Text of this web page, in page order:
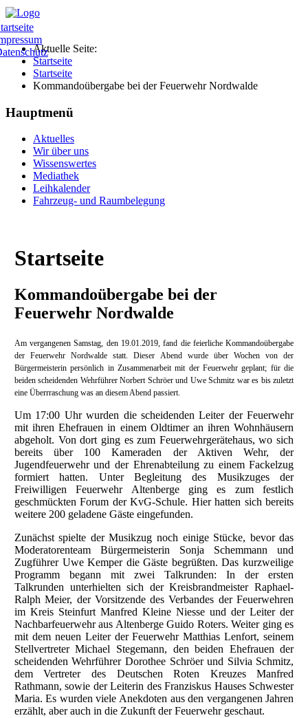
Aktuelle Seite:
Startseite
Startseite
Kommandoübergabe bei der Feuerwehr Nordwalde
Hauptmenü
Aktuelles
Wir über uns
Wissenswertes
Mediathek
Leihkalender
Fahrzeug- und Raumbelegung
Startseite
Kommandoübergabe bei der
Feuerwehr Nordwalde
Am vergangenen Samstag, den 19.01.2019, fand die feierliche Kommandoübergabe
der Feuerwehr Nordwalde statt. Dieser Abend wurde über Wochen von der
Bürgermeisterin persönlich in Zusammenarbeit mit der Feuerwehr geplant; für die
beiden scheidenden Wehrführer Norbert Schröer und Uwe Schmitz war es bis zuletzt
eine Überrraschung was an diesem Abend passiert.
Um 17:00 Uhr wurden die scheidenden Leiter der Feuerwehr
mit ihren Ehefrauen in einem Oldtimer an ihren Wohnhäusern
abgeholt. Von dort ging es zum Feuerwehrgerätehaus, wo sich
bereits über 100 Kameraden der Aktiven Wehr, der
Jugendfeuerwehr und der Ehrenabteilung zu einem Fackelzug
formiert hatten. Unter Begleitung des Musikzuges der
Freiwilligen Feuerwehr Altenberge ging es zum festlich
geschmückten Forum der KvG-Schule. Hier hatten sich bereits
weitere 200 geladene Gäste eingefunden.
Zunächst spielte der Musikzug noch einige Stücke, bevor das
Moderatorenteam Bürgermeisterin Sonja Schemmann und
Zugführer Uwe Kemper die Gäste begrüßten. Das kurzweilige
Programm begann mit zwei Talkrunden: In der ersten
Talkrunden unterhielten sich der Kreisbrandmeister Raphael-
Ralph Meier, der Vorsitzende des Verbandes der Feuerwehren
im Kreis Steinfurt Manfred Kleine Niesse und der Leiter der
Nachbarfeuerwehr aus Altenberge Guido Roters. Weiter ging es
mit dem neuen Leiter der Feuerwehr Matthias Lenfort, seinem
Stellvertreter Michael Stegemann, den beiden Ehefrauen der
scheidenden Wehrführer Dorothee Schröer und Silvia Schmitz,
dem Vertreter des Deutschen Roten Kreuzes Manfred
Rathmann, sowie der Leiterin des Franziskus Hauses Schwester
Maria. Es wurden viele Anekdoten aus den vergangenen Jahren
erzählt, aber auch in die Zukunft der Feuerwehr geschaut.